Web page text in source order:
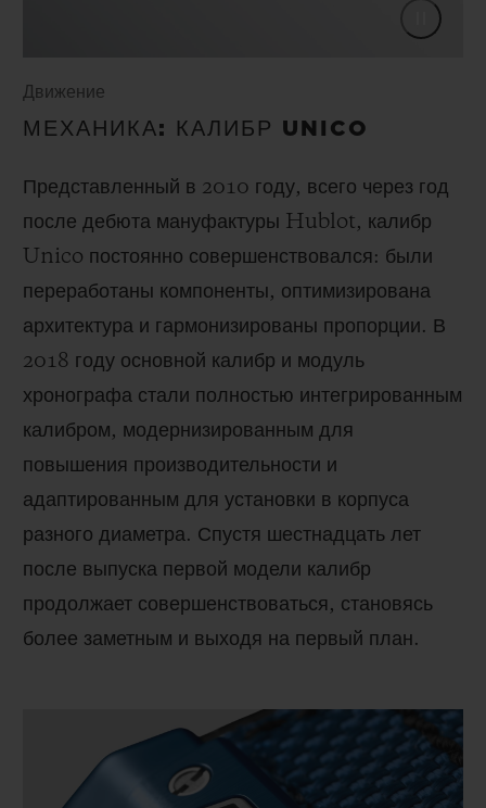
Движение
МЕХАНИКА: КАЛИБР UNICO
Представленный в 2010 году, всего через год
после дебюта мануфактуры Hublot, калибр
Unico постоянно совершенствовался: были
переработаны компоненты, оптимизирована
архитектура и гармонизированы пропорции. В
2018 году основной калибр и модуль
хронографа стали полностью интегрированным
калибром, модернизированным для
повышения производительности и
адаптированным для установки в корпуса
разного диаметра. Спустя шестнадцать лет
после выпуска первой модели калибр
продолжает совершенствоваться, становясь
более заметным и выходя на первый план.